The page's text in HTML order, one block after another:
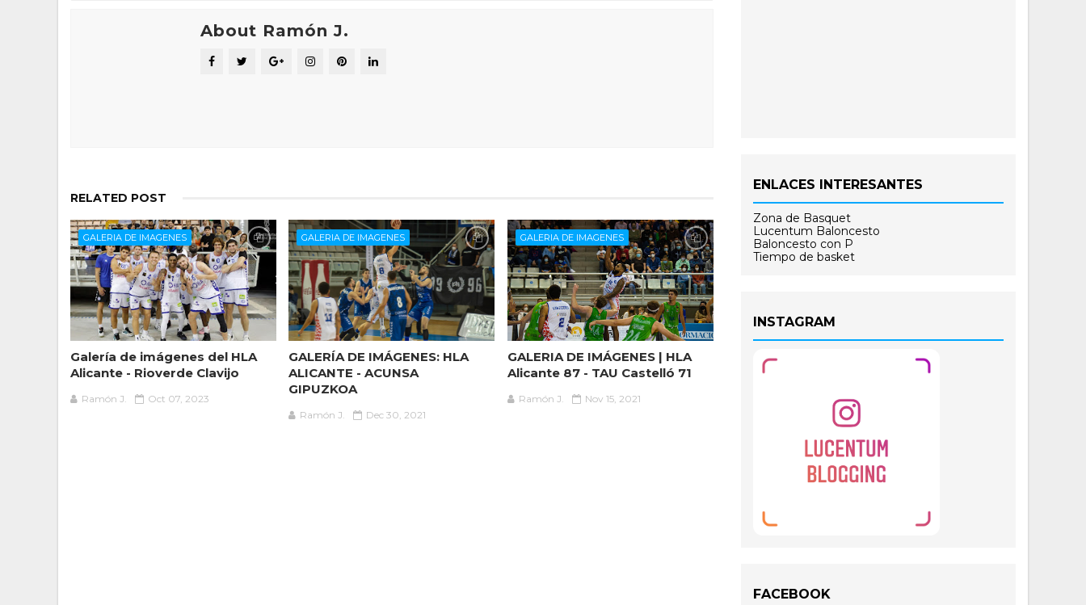
About Ramón J.
RELATED POST
GALERIA DE IMAGENES
Galería de imágenes del HLA
Alicante - Rioverde Clavijo
Ramón J. Oct 07, 2023
GALERIA DE IMAGENES
GALERÍA DE IMÁGENES: HLA
ALICANTE - ACUNSA
GIPUZKOA
Ramón J. Dec 30, 2021
GALERIA DE IMAGENES
GALERIA DE IMÁGENES | HLA
Alicante 87 - TAU Castelló 71
Ramón J. Nov 15, 2021
ENLACES INTERESANTES
Zona de Basquet
Lucentum Baloncesto
Baloncesto con P
Tiempo de basket
INSTAGRAM
FACEBOOK